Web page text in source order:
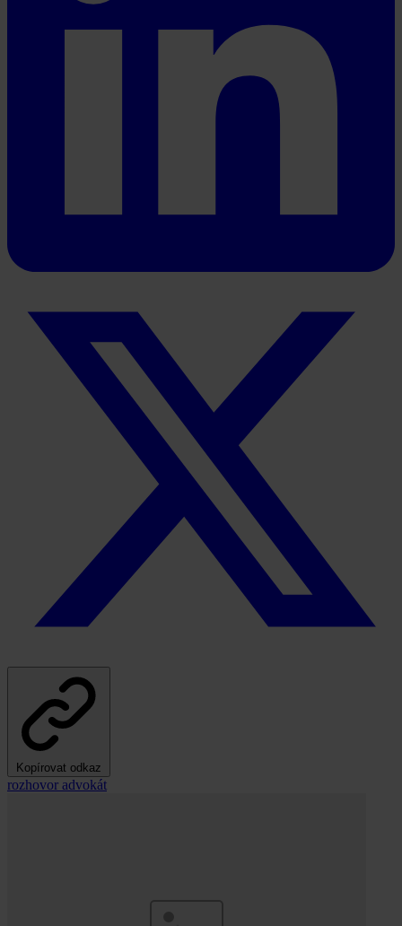
Kopírovat odkaz
rozhovor advokát